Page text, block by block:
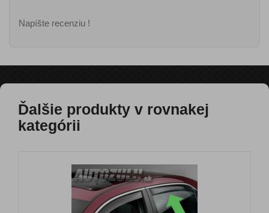
Napíšte recenziu !
Ďalšie produkty v rovnakej
kategórii